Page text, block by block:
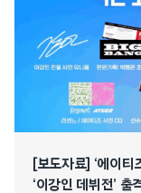
[보도자료] ‘에이
‘이강인 데뷔전’